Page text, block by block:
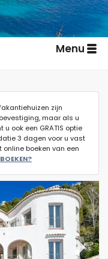
Menu
zijn
maar als u
ook een GRATIS optie
3 dagen voor u vast
boeken van een
Next